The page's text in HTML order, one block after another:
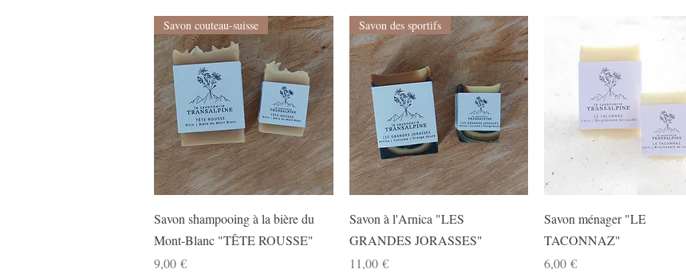
Aperçu rapide
Savon couteau-suisse
Savon shampooing à la bière du
Mont-Blanc "TÊTE ROUSSE"
Prix
9,00 €
Aperçu rapide
Savon des sportifs
Savon à l'Arnica "LES
GRANDES JORASSES"
Prix
11,00 €
Aperçu rapide
Savon ménager "LE
TACONNAZ"
Prix
6,00 €